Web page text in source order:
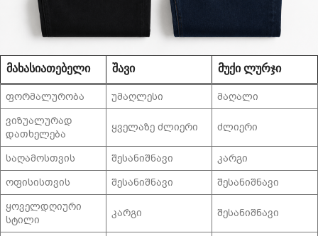
ᲛᲐᲮᲐᲡᲘᲐᲗᲔᲑᲔᲚᲘ ᲨᲐᲕᲘ ᲛᲣᲥᲘ ᲚᲣᲠᲯᲘ
ფორმალურობა უმაღლესი
მაღალი
ვიზუალურად
დათხელება
ყველაზე ძლიერი ძლიერი
საღამოსთვის შესანიშნავი
კარგი
ოფისისთვის
შესანიშნავი
შესანიშნავი
ყოველდღიური
სტილი
კარგი შესანიშნავი